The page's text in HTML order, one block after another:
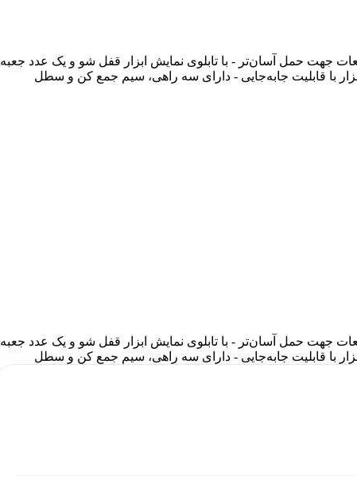
جهت حمل آسان‌تر - با تابلوی نمایش ابزار قفل شو و یک عدد جعبه
جهت حمل آسان‌تر - با تابلوی نمایش ابزار قفل شو و یک عدد جعبه